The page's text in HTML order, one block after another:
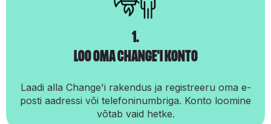
1.
loo oma change'i konto
Laadi alla Change'i rakendus ja registreeru oma e-
posti aadressi või telefoninumbriga. Konto loomine
võtab vaid hetke.